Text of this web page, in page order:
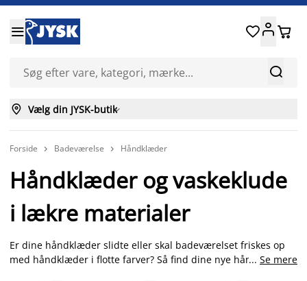


 
 Vælg din JYSK-butik
Forside  Badeværelse  Håndklæder
Håndklæder og vaskeklude
i lækre materialer
Er dine håndklæder slidte eller skal badeværelset friskes op
med håndklæder i flotte farver? Så find dine nye håndklæder
... Se mere